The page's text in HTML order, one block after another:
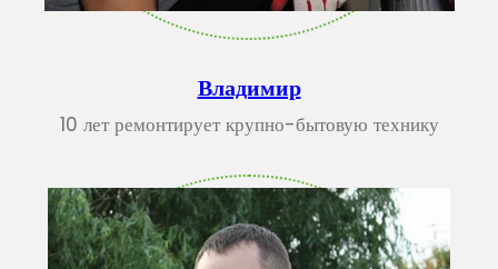
Владимир
10 лет ремонтирует крупно-бытовую технику